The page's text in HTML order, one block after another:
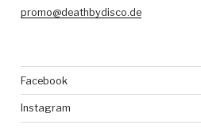
promo@deathbydisco.de
Facebook
Instagram